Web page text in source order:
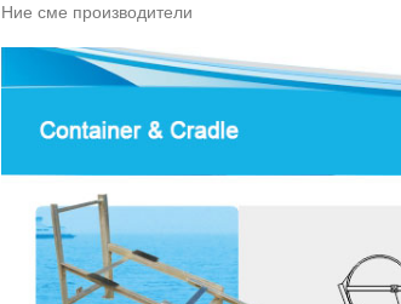
Ние сме производители